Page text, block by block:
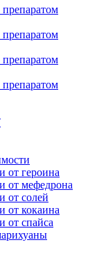
от героина
от мефедрона
от солей
от кокаина
от спайса